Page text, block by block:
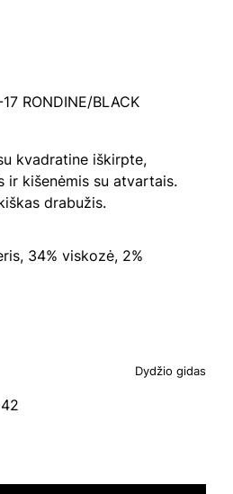
RONDINE/BLACK
kvadratine iškirpte,
ir kišenėmis su atvartais.
drabužis.
34% viskozė, 2%
Dydžio gidas
42